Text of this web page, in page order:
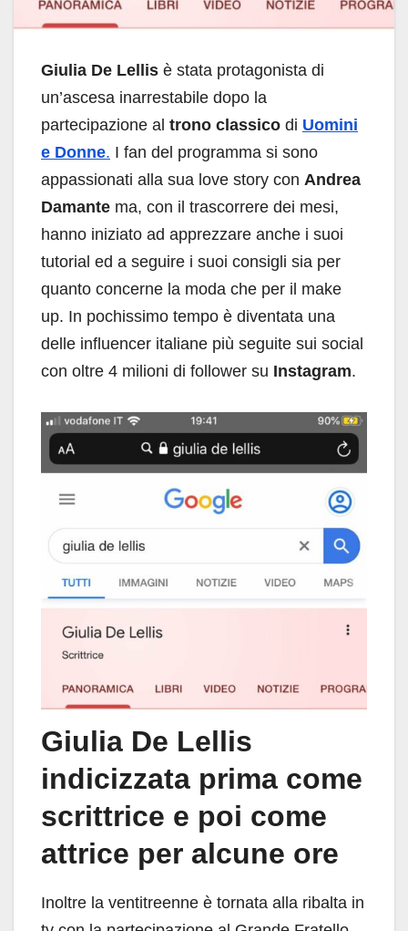
Giulia De Lellis è stata protagonista di
un’ascesa inarrestabile dopo la
partecipazione al trono classico di Uomini
e Donne. I fan del programma si sono
appassionati alla sua love story con Andrea
Damante ma, con il trascorrere dei mesi,
hanno iniziato ad apprezzare anche i suoi
tutorial ed a seguire i suoi consigli sia per
quanto concerne la moda che per il make
up. In pochissimo tempo è diventata una
delle influencer italiane più seguite sui social
con oltre 4 milioni di follower su Instagram.
Giulia De Lellis
indicizzata prima come
scrittrice e poi come
attrice per alcune ore
Inoltre la ventitreenne è tornata alla ribalta in